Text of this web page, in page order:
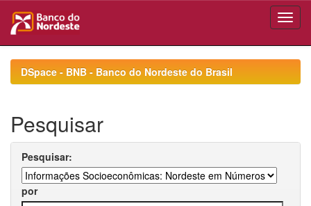
navigationDSpace - BNB - Banco do Nordeste do Brasil
Pesquisar
Pesquisar:
por